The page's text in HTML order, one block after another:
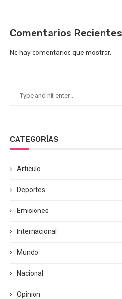
Comentarios Recientes
No hay comentarios que mostrar.
CATEGORÍAS
Articulo
Deportes
Emisiones
Internacional
Mundo
Nacional
Opinión